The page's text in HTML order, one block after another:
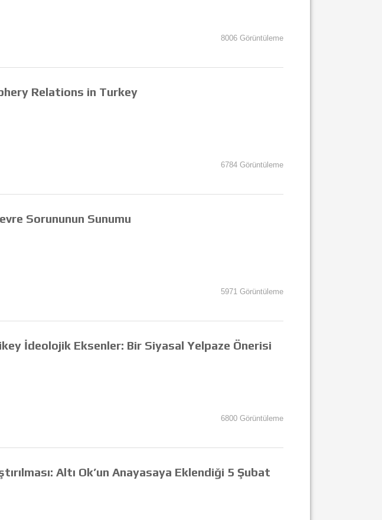
8006 Görüntüleme
Relations in Turkey
6784 Görüntüleme
Sorununun Sunumu
5971 Görüntüleme
İdeolojik Eksenler: Bir Siyasal Yelpaze Önerisi
6800 Görüntüleme
Altı Ok’un Anayasaya Eklendiği 5 Şubat